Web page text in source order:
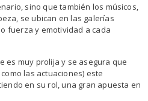
sino que también los músicos,
se ubican en las galerías
fuerza y emotividad a cada
es muy prolija y se asegura que
las actuaciones) este
en su rol, una gran apuesta en